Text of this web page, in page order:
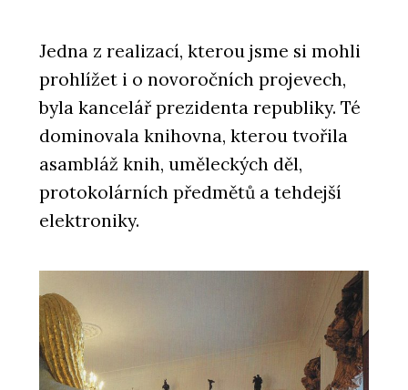
Jedna z realizací, kterou jsme si mohli
prohlížet i o novoročních projevech,
byla kancelář prezidenta republiky. Té
dominovala knihovna, kterou tvořila
asambláž knih, uměleckých děl,
protokolárních předmětů a tehdejší
elektroniky.